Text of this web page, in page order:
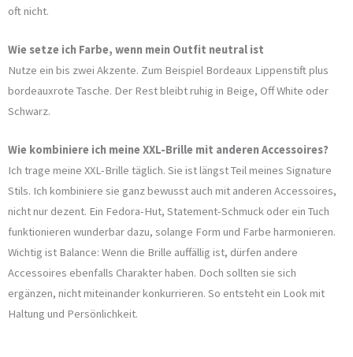
oft nicht.
Wie setze ich Farbe, wenn mein Outfit neutral ist
Nutze ein bis zwei Akzente. Zum Beispiel Bordeaux Lippenstift plus
bordeauxrote Tasche. Der Rest bleibt ruhig in Beige, Off White oder
Schwarz.
Wie kombiniere ich meine XXL-Brille mit anderen Accessoires?
Ich trage meine XXL-Brille täglich. Sie ist längst Teil meines Signature
Stils. Ich kombiniere sie ganz bewusst auch mit anderen Accessoires,
nicht nur dezent. Ein Fedora-Hut, Statement-Schmuck oder ein Tuch
funktionieren wunderbar dazu, solange Form und Farbe harmonieren.
Wichtig ist Balance: Wenn die Brille auffällig ist, dürfen andere
Accessoires ebenfalls Charakter haben. Doch sollten sie sich
ergänzen, nicht miteinander konkurrieren. So entsteht ein Look mit
Haltung und Persönlichkeit.